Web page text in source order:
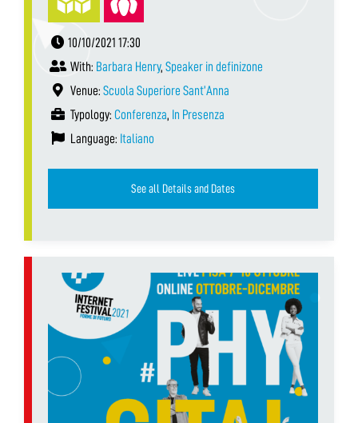
10/10/2021 17:30
With: Barbara Henry, Speaker in definizone
Venue: Scuola Superiore Sant’Anna
Typology: Conferenza, In Presenza
Language: Italiano
See all Details and Dates